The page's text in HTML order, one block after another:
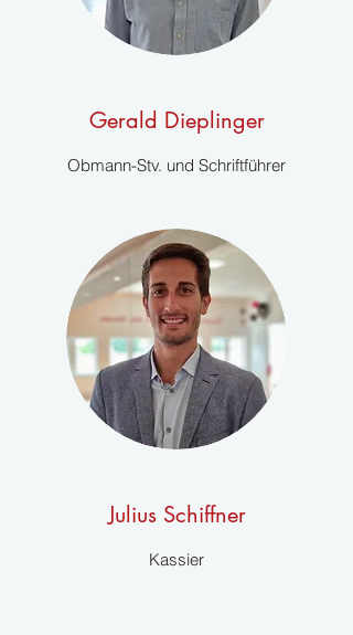
Gerald Dieplinger
Obmann-Stv. und Schriftführer
Julius Schiffner
Kassier